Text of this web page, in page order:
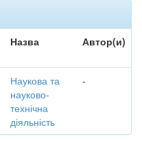
Назва Автор(и)
Наукова та
науково-
технічна
діяльність
-